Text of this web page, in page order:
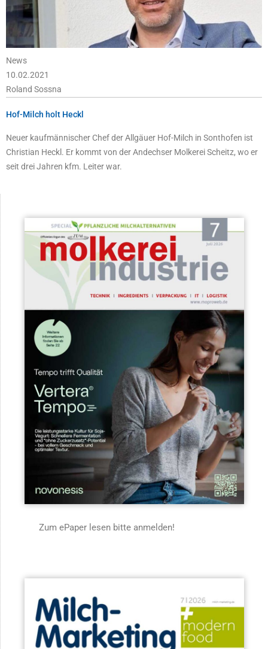
News
10.02.2021
Roland Sossna
Hof-Milch holt Heckl
Neuer kaufmännischer Chef der Allgäuer Hof-Milch in Sonthofen ist
Christian Heckl. Er kommt von der Andechser Molkerei Scheitz, wo er
seit drei Jahren kfm. Leiter war.
Zum ePaper lesen bitte anmelden!